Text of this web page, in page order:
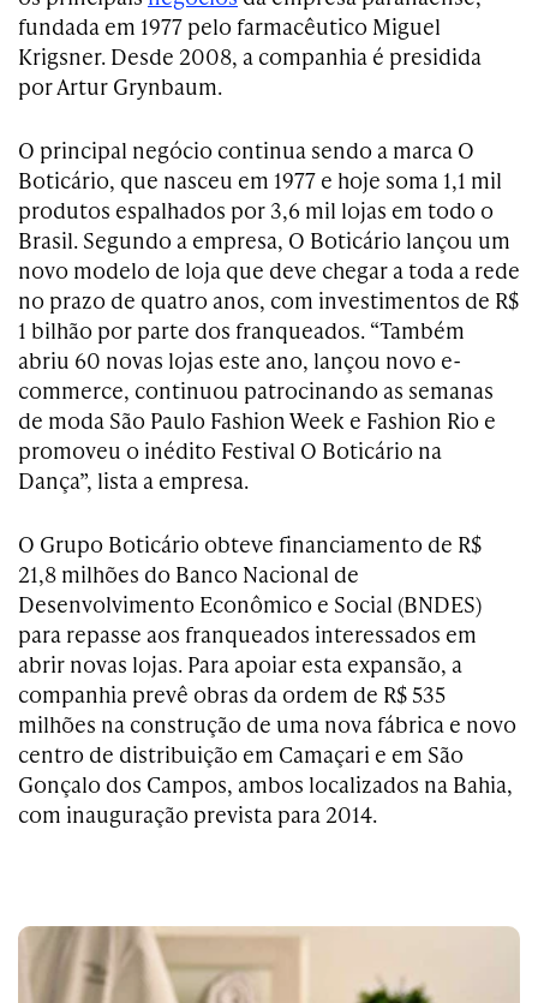
fundada em 1977 pelo farmacêutico Miguel
Krigsner. Desde 2008, a companhia é presidida
por Artur Grynbaum.
O principal negócio continua sendo a marca O
Boticário, que nasceu em 1977 e hoje soma 1,1 mil
produtos espalhados por 3,6 mil lojas em todo o
Brasil. Segundo a empresa, O Boticário lançou um
novo modelo de loja que deve chegar a toda a rede
no prazo de quatro anos, com investimentos de R$
1 bilhão por parte dos franqueados. “Também
abriu 60 novas lojas este ano, lançou novo e-
commerce, continuou patrocinando as semanas
de moda São Paulo Fashion Week e Fashion Rio e
promoveu o inédito Festival O Boticário na
Dança”, lista a empresa.
O Grupo Boticário obteve financiamento de R$
21,8 milhões do Banco Nacional de
Desenvolvimento Econômico e Social (BNDES)
para repasse aos franqueados interessados em
abrir novas lojas. Para apoiar esta expansão, a
companhia prevê obras da ordem de R$ 535
milhões na construção de uma nova fábrica e novo
centro de distribuição em Camaçari e em São
Gonçalo dos Campos, ambos localizados na Bahia,
com inauguração prevista para 2014.